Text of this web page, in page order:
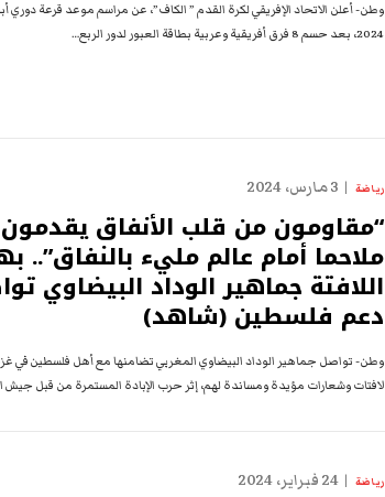
وطن- أعلن الاتحاد الإفريقي لكرة القدم ” الكاف”، عن مراسم موعد قرعة دوري
2024، بعد حسم 8 فرق أفريقية وعربية بطاقة العبور لدور الربع…
رياضة 3 مارس، 2024
“مقاومون من قلب الأنفاق يقدمون
ملاحما أمام عالم مليء بالنفاق”..
اللافتة جماهير الوداد البيضاوي
دعم فلسطين (شاهد)
وطن- تواصل جماهير الوداد البيضاوي المغربي تضامنها مع أهل فلسطين في
لافتات وشعارات مؤيدة ومساندة لهم، إثر حرب الإبادة المستمرة من قبل جيش
رياضة 24 فبراير، 2024